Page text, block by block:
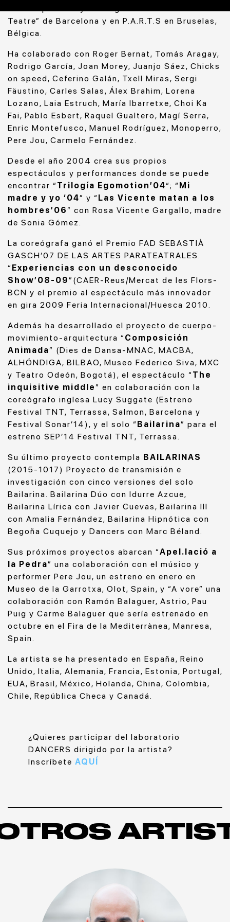
Teatre” de Barcelona y en P.A.R.T.S en Bruselas,
Bélgica.
Ha colaborado con Roger Bernat, Tomás Aragay,
Rodrigo García, Joan Morey, Juanjo Sáez, Chicks
on speed, Ceferino Galán, Txell Miras, Sergi
Fäustino, Carles Salas, Álex Brahim, Lorena
Lozano, Laia Estruch, María Ibarretxe, Choi Ka
Fai, Pablo Esbert, Raquel Gualtero, Magí Serra,
Enric Montefusco, Manuel Rodríguez, Monoperro,
Pere Jou, Carmelo Fernández.
Desde el año 2004 crea sus propios
espectáculos y performances donde se puede
encontrar “ Trilogía Egomotion’04“; “ Mi
madre y yo ‘04” y “ Las Vicente matan a los
hombres’06” con Rosa Vicente Gargallo, madre
de Sonia Gómez.
La coreógrafa ganó el Premio FAD SEBASTIÀ
GASCH’07 DE LAS ARTES PARATEATRALES.
“ Experiencias con un desconocido
Show’08-09”(CAER-Reus/Mercat de les Flors-
BCN y el premio al espectáculo más innovador
en gira 2009 Feria Internacional/Huesca 2010.
Además ha desarrollado el proyecto de cuerpo-
movimiento-arquitectura “ Composición
Animada” (Dies de Dansa-MNAC, MACBA,
ALHÓNDIGA, BILBAO, Museo Federico Siva, MXC
y Teatro Odeón, Bogotá), el espectáculo “ The
inquisitive middle” en colaboración con la
coreógrafo inglesa Lucy Suggate (Estreno
Festival TNT, Terrassa, Salmon, Barcelona y
Festival Sonar’14), y el solo “ Bailarina” para el
estreno SEP’14 Festival TNT, Terrassa.
Su último proyecto contempla BAILARINAS
(2015-1017) Proyecto de transmisión e
investigación con cinco versiones del solo
Bailarina. Bailarina Dúo con Idurre Azcue,
Bailarina Lírica con Javier Cuevas, Bailarina III
con Amalia Fernández, Bailarina Hipnótica con
Begoña Cuquejo y Dancers con Marc Béland.
Sus próximos proyectos abarcan “Apel.lació a
la Pedra” una colaboración con el músico y
performer Pere Jou, un estreno en enero en
Museo de la Garrotxa, Olot, Spain, y “A vore” una
colaboración con Ramón Balaguer, Astrio, Pau
Puig y Carme Balaguer que sería estrenado en
octubre en el Fira de la Mediterrànea, Manresa,
Spain.
La artista se ha presentado en España, Reino
Unido, Italia, Alemania, Francia, Estonia, Portugal,
EUA, Brasil, México, Holanda, China, Colombia,
Chile, República Checa y Canadá.
¿Quieres participar del laboratorio
DANCERS dirigido por la artista?
Inscríbete AQUÍ